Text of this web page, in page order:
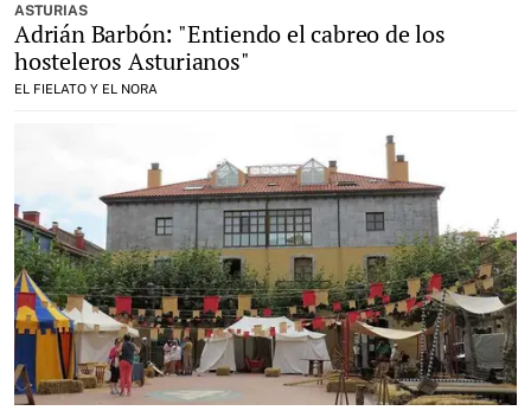
ASTURIAS
Adrián Barbón: "Entiendo el cabreo de los
hosteleros Asturianos"
EL FIELATO Y EL NORA